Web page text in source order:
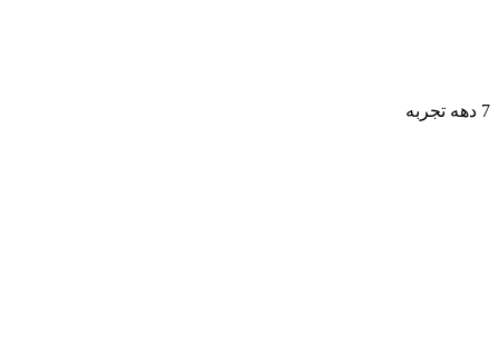
7 دهه تجربه